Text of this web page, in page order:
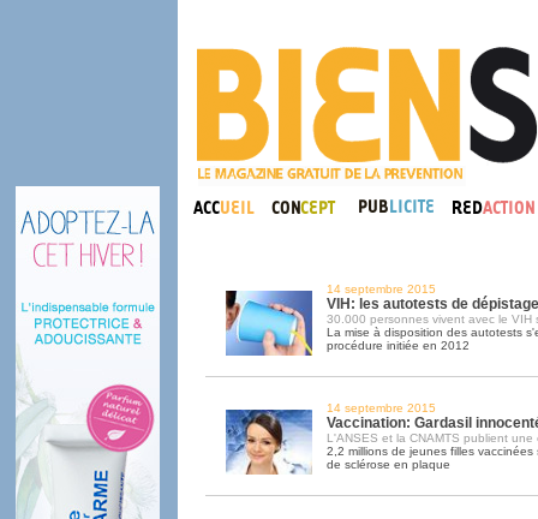
14 septembre 2015
VIH: les autotests de
30.000 personnes vivent avec le VIH
La mise à disposition des autotests
procédure initiée en 2012
14 septembre 2015
Vaccination: Gardasil
L'ANSES et la CNAMTS publient une
2,2 millions de jeunes filles
de sclérose en plaque